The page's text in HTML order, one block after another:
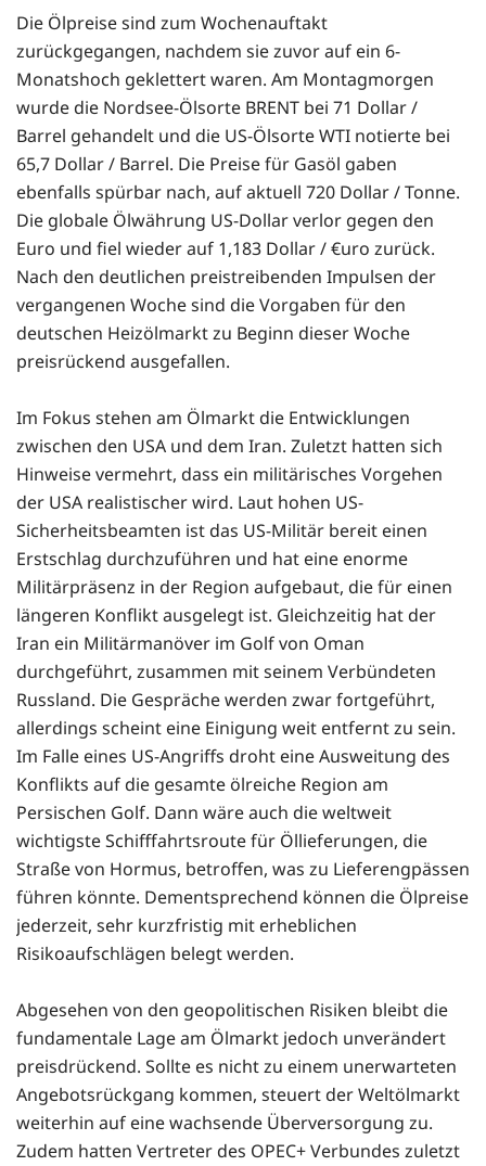
Die Ölpreise sind zum Wochenauftakt
zurückgegangen, nachdem sie zuvor auf ein 6-
Monatshoch geklettert waren. Am Montagmorgen
wurde die Nordsee-Ölsorte BRENT bei 71 Dollar /
Barrel gehandelt und die US-Ölsorte WTI notierte bei
65,7 Dollar / Barrel. Die Preise für Gasöl gaben
ebenfalls spürbar nach, auf aktuell 720 Dollar / Tonne.
Die globale Ölwährung US-Dollar verlor gegen den
Euro und fiel wieder auf 1,183 Dollar / €uro zurück.
Nach den deutlichen preistreibenden Impulsen der
vergangenen Woche sind die Vorgaben für den
deutschen Heizölmarkt zu Beginn dieser Woche
preisrückend ausgefallen.
Im Fokus stehen am Ölmarkt die Entwicklungen
zwischen den USA und dem Iran. Zuletzt hatten sich
Hinweise vermehrt, dass ein militärisches Vorgehen
der USA realistischer wird. Laut hohen US-
Sicherheitsbeamten ist das US-Militär bereit einen
Erstschlag durchzuführen und hat eine enorme
Militärpräsenz in der Region aufgebaut, die für einen
längeren Konflikt ausgelegt ist. Gleichzeitig hat der
Iran ein Militärmanöver im Golf von Oman
durchgeführt, zusammen mit seinem Verbündeten
Russland. Die Gespräche werden zwar fortgeführt,
allerdings scheint eine Einigung weit entfernt zu sein.
Im Falle eines US-Angriffs droht eine Ausweitung des
Konflikts auf die gesamte ölreiche Region am
Persischen Golf. Dann wäre auch die weltweit
wichtigste Schifffahrtsroute für Öllieferungen, die
Straße von Hormus, betroffen, was zu Lieferengpässen
führen könnte. Dementsprechend können die Ölpreise
jederzeit, sehr kurzfristig mit erheblichen
Risikoaufschlägen belegt werden.
Abgesehen von den geopolitischen Risiken bleibt die
fundamentale Lage am Ölmarkt jedoch unverändert
preisdrückend. Sollte es nicht zu einem unerwarteten
Angebotsrückgang kommen, steuert der Weltölmarkt
weiterhin auf eine wachsende Überversorgung zu.
Zudem hatten Vertreter des OPEC+ Verbundes zuletzt